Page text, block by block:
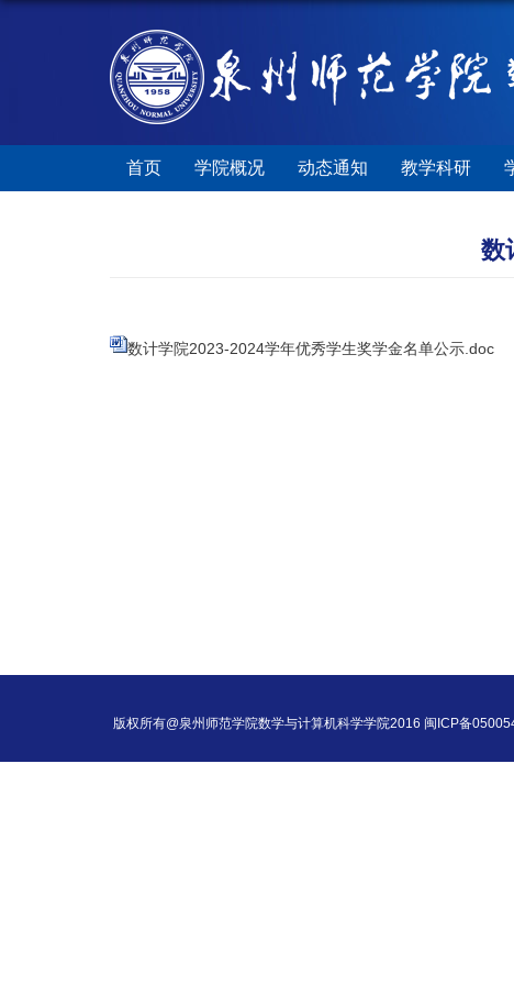
首页 学院概况 动态通知 教学科研
数
数计学院2023-2024学年优秀学生奖学金名单公示.doc
版权所有@泉州师范学院数学与计算机科学学院2016 闽ICP备